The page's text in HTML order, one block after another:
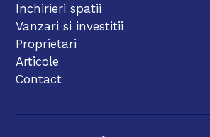
Inchirieri spatii
Vanzari si investitii
Proprietari
Articole
Contact